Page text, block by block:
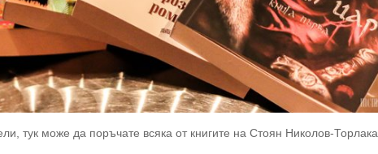
тук може да поръчате всяка от книгите на Стоян Николов-Торлака.